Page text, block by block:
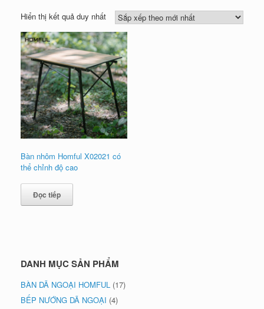
Hiển thị kết quả duy nhất
Bàn nhôm Homful X02021 có
thể chỉnh độ cao
Đọc tiếp
DANH MỤC SẢN PHẨM
BÀN DÃ NGOẠI HOMFUL (17)
BẾP NƯỚNG DÃ NGOẠI (4)